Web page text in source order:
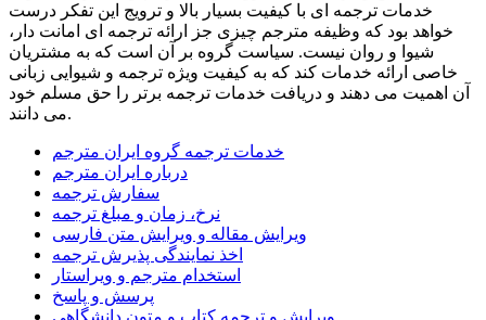
خدمات ترجمه ای با کیفیت بسیار بالا و ترویج این تفکر درست
خواهد بود که وظیفه مترجم چیزی جز ارائه ترجمه ای امانت دار،
شیوا و روان نیست. سیاست گروه بر آن است که به مشتریان
خاصی ارائه خدمات کند که به کیفیت ویژه ترجمه و شیوایی زبانی
آن اهمیت می دهند و دریافت خدمات ترجمه برتر را حق مسلم خود
می دانند.
خدمات ترجمه گروه ایران مترجم
درباره ایران مترجم
سفارش ترجمه
نرخ، زمان و مبلغ ترجمه
ویرایش مقاله و ویرایش متن فارسی
اخذ نمایندگی پذیرش ترجمه
استخدام مترجم و ویراستار
پرسش و پاسخ
ویرایش و ترجمه کتاب و متون دانشگاهی